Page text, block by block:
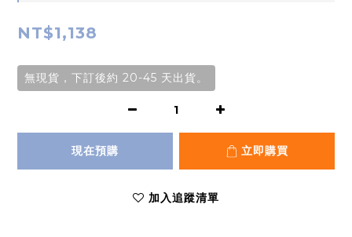
NT$1,138
無現貨，下訂後約 20-45 天出貨。
現在預購 立即購買
加入追蹤清單